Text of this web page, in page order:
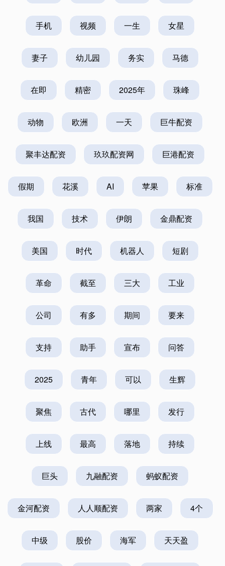
手机 视频 一生 女星
妻子 幼儿园 务实 马德
在即 精密 2025年 珠峰
动物 欧洲 一天 巨牛配资
聚丰达配资 玖玖配资网 巨港配资
假期 花溪 AI 苹果 标准
我国 技术 伊朗 金鼎配资
美国 时代 机器人 短剧
革命 截至 三大 工业
公司 有多 期间 要来
支持 助手 宣布 问答
2025 青年 可以 生辉
聚焦 古代 哪里 发行
上线 最高 落地 持续
巨头 九融配资 蚂蚁配资
金河配资 人人顺配资 两家 4个
中级 股价 海军 天天盈